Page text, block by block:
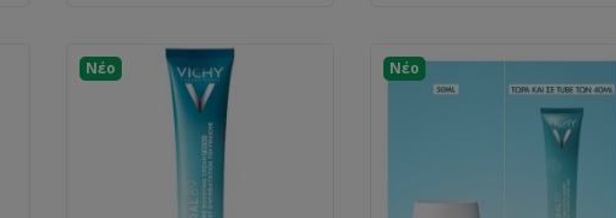
Νέο Νέο